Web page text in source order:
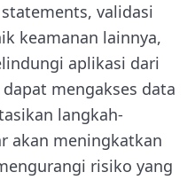
validasi
keamanan lainnya,
aplikasi dari
mengakses data
langkah-
akan meningkatkan
risiko yang